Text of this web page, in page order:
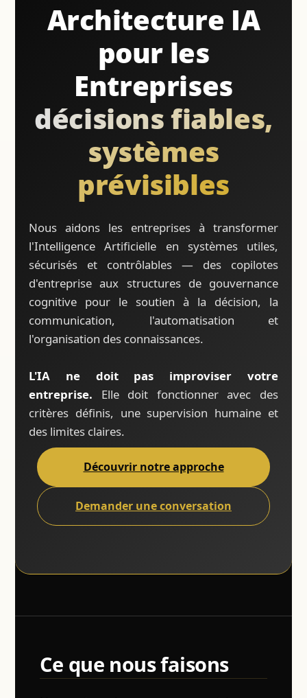
Architecture IA
pour les
Entreprises
décisions fiables,
systèmes
prévisibles
Nous aidons les entreprises à transformer
l'Intelligence Artificielle en systèmes utiles,
sécurisés et contrôlables — des copilotes
d'entreprise aux structures de gouvernance
cognitive pour le soutien à la décision, la
communication, l'automatisation et
l'organisation des connaissances.
L'IA ne doit pas improviser votre
entreprise. Elle doit fonctionner avec des
critères définis, une supervision humaine et
des limites claires.
Découvrir notre approche
Demander une conversation
Ce que nous faisons